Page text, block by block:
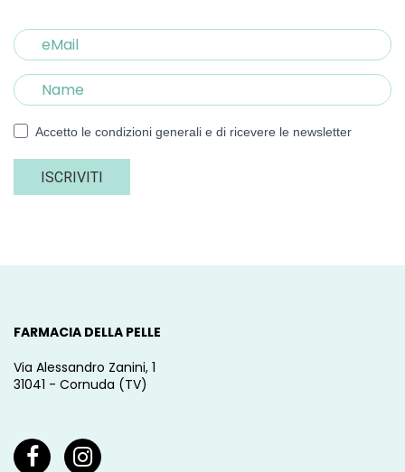
Accetto le condizioni generali e di ricevere le newsletter
ISCRIVITI
FARMACIA DELLA PELLE
Via Alessandro Zanini, 1
31041 - Cornuda (TV)